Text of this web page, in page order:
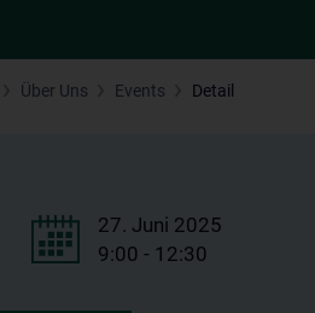
Über Uns Events Detail
27. Juni 2025
9:00 - 12:30